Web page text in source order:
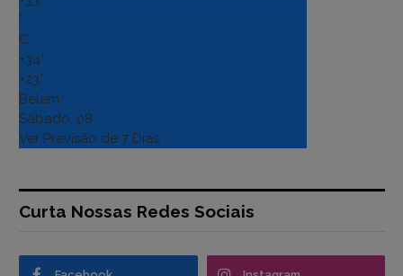
°
C
+34°
+23°
Belém
Sábado, 08
Ver Previsão de 7 Dias
Curta Nossas Redes Sociais